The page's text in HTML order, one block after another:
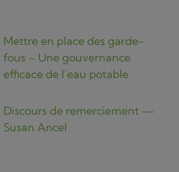
Mettre en place des garde-
fous – Une gouvernance
efficace de l’eau potable
Discours de remerciement —
Susan Ancel